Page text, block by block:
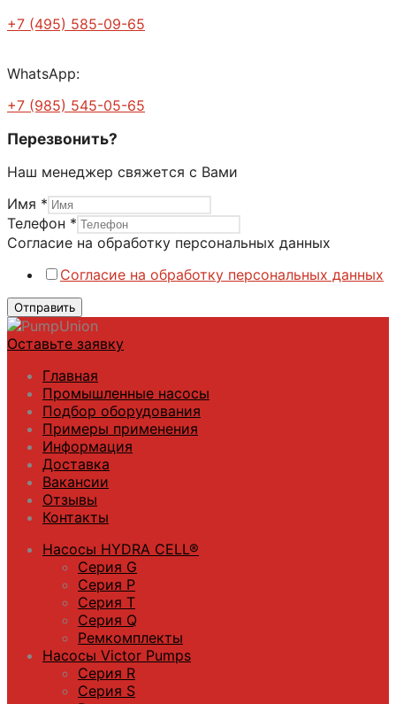
+7 (495) 585-09-65
WhatsApp:
+7 (985) 545-05-65
Перезвонить?
Наш менеджер свяжется с Вами
Имя *
Согласие
персональных
Телефон *
Согласие на обработку персональных данных
Согласие на обработку персональных данных
Отправить
Оставьте заявку
Главная
Промышленные насосы
Подбор оборудования
Примеры применения
Информация
Доставка
Вакансии
Отзывы
Контакты
Насосы HYDRA CELL®
Серия G
Серия P
Серия T
Серия Q
Ремкомплекты
Насосы Victor Pumps
Серия R
Серия S